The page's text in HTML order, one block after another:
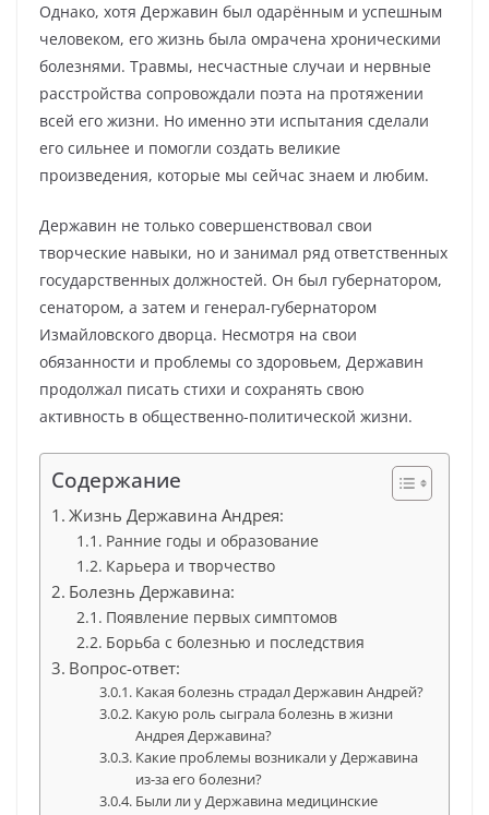
Однако, хотя Державин был одарённым и успешным
человеком, его жизнь была омрачена хроническими
болезнями. Травмы, несчастные случаи и нервные
расстройства сопровождали поэта на протяжении
всей его жизни. Но именно эти испытания сделали
его сильнее и помогли создать великие
произведения, которые мы сейчас знаем и любим.
Державин не только совершенствовал свои
творческие навыки, но и занимал ряд ответственных
государственных должностей. Он был губернатором,
сенатором, а затем и генерал-губернатором
Измайловского дворца. Несмотря на свои
обязанности и проблемы со здоровьем, Державин
продолжал писать стихи и сохранять свою
активность в общественно-политической жизни.
Содержание
Жизнь Державина Андрея:
Ранние годы и образование
Карьера и творчество
Болезнь Державина:
Появление первых симптомов
Борьба с болезнью и последствия
Вопрос-ответ:
Какая болезнь страдал Державин Андрей?
Какую роль сыграла болезнь в жизни
Андрея Державина?
Какие проблемы возникали у Державина
из-за его болезни?
Были ли у Державина медицинские